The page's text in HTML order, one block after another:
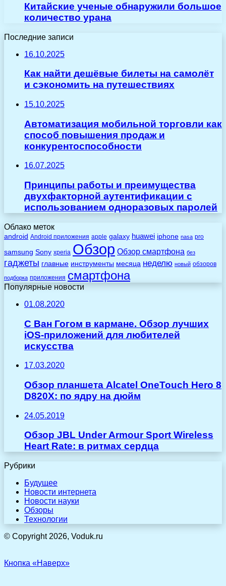
Китайские ученые обнаружили большое
количество урана
Последние записи
16.10.2025
Как найти дешёвые билеты на самолёт
и сэкономить на путешествиях
15.10.2025
Автоматизация мобильной торговли как
способ повышения продаж и
конкурентоспособности
16.07.2025
Принципы работы и преимущества
двухфакторной аутентификации с
использованием одноразовых паролей
Облако меток
android Android приложения apple galaxy huawei iphone nasa pro
samsung Sony xperia Обзор Обзор смартфона без
гаджеты главные инструменты месяца неделю новый обзоров
подборка приложения смартфона
Популярные новости
01.08.2020
С Ван Гогом в кармане. Обзор лучших
iOS-приложений для любителей
искусства
17.03.2020
Обзор планшета Alcatel OneTouch Hero 8
D820Х: по ядру на дюйм
24.05.2019
Обзор JBL Under Armour Sport Wireless
Heart Rate: в ритмах сердца
Рубрики
Будущее
Новости интернета
Новости науки
Обзоры
Технологии
© Copyright 2026, Voduk.ru
Кнопка «Наверх»